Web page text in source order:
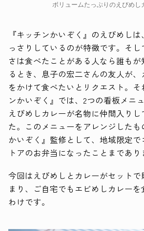
ボリュームたっぷりのえびめし
『キッチンかいぞく』のえびめし
っさりしているのが特徴です。そ
さは食べたことがある人なら誰もが
るとき、息子の宏二さんの友人が
をかけて食べたいとリクエスト。
ンかいぞく』では、2つの看板メニ
えびめしカレーが名物に仲間入り
た。このメニューをアレンジした
かいぞく』監修として、地域限定で
トアのお弁当になったことまであり
今回はえびめしとカレーがセットで
まり、ご自宅でもエビめしカレーを
わけです。